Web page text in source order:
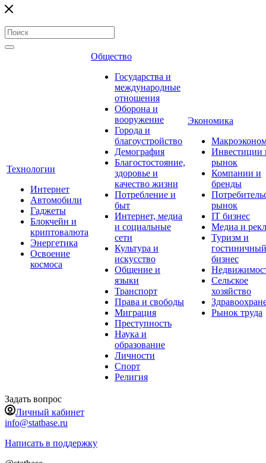
Технологии
Интернет
Автомобили
Гаджеты
Блокчейн и
криптовалюта
Энергетика
Освоение
космоса
Общество
Государства и
международные
отношения
Оборона и
вооружение
Города и
благоустройство
Демография
Благостостояние,
здоровье и
качество жизни
Потребление и
быт
Интернет, медиа
и социальные
сети
Культура и
искусство
Общение и
языки
Транспорт
Права и свободы
Миграция
Преступность
Наука и
образование
Личности
Спорт
Религия
Экономика
Инвестиции
рынок
Компании и
бренды
рынок
IT бизнес
Медиа и
Туризм и
гостиничный
бизнес
Сельское
хозяйство
Рынок труда
Задать вопрос
Личный кабинет
info@statbase.ru
Написать в поддержку